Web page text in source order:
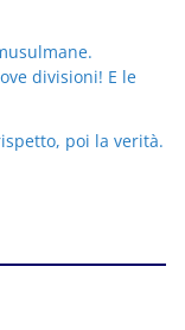
divisioni! E le
poi la verità.